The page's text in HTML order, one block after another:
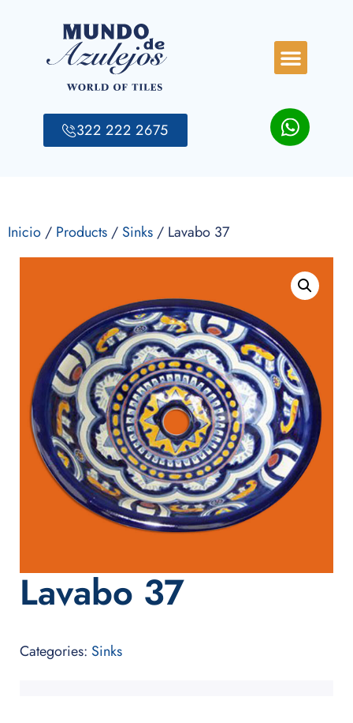
322 222 2675
Inicio/ Products/ Sinks/ Lavabo 37
Lavabo 37
Categories: Sinks